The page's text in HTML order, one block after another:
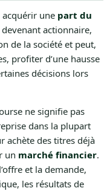
acquérir une part du
devenant actionnaire,
de la société et peut,
profiter d’une hausse
décisions lors
ne signifie pas
dans la plupart
achète des titres déjà
un marché financier.
et la demande,
les résultats de